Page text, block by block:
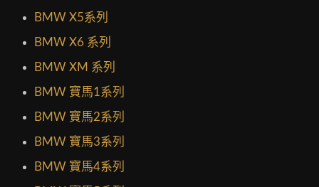
BMW X5系列
BMW X6 系列
BMW XM 系列
BMW 寶馬1系列
BMW 寶馬2系列
BMW 寶馬3系列
BMW 寶馬4系列